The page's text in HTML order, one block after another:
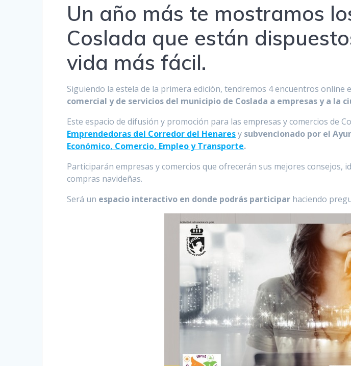
Un año más te mostramos
Coslada que están
vida más fácil.
Siguiendo la estela de la primera edición, tendremos 4 encuentros online
comercial y de servicios del municipio de Coslada a empresas y a la
Este espacio de difusión y promoción para las empresas y comercios de
Emprendedoras del Corredor del Henaresy subvencionado por el
Económico, Comercio, Empleo y Transporte.
Participarán empresas y comercios que ofrecerán sus mejores consejos,
compras navideñas.
Será un espacio interactivo en donde podrás participar haciendo